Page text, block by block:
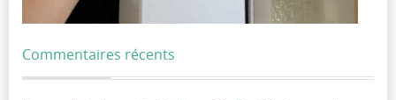
Commentaires récents